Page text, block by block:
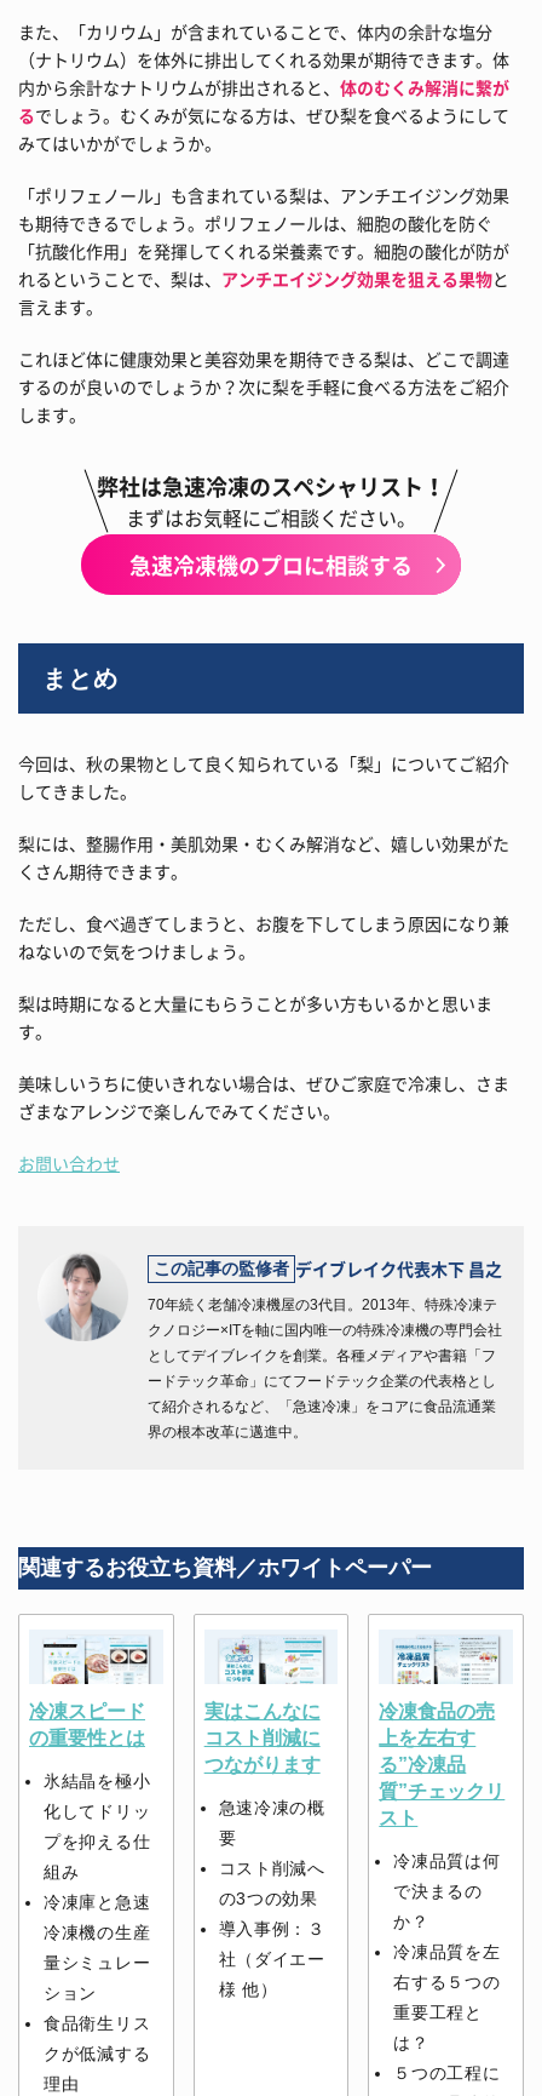
また、「カリウム」が含まれていることで、体内の余計な塩分
（ナトリウム）を体外に排出してくれる効果が期待できます。体
内から余計なナトリウムが排出されると、 体のむくみ解消に繋が
るでしょう。むくみが気になる方は、ぜひ梨を食べるようにして
みてはいかがでしょうか。
「ポリフェノール」も含まれている梨は、アンチエイジング効果
も期待できるでしょう。ポリフェノールは、細胞の酸化を防ぐ
「抗酸化作用」を発揮してくれる栄養素です。細胞の酸化が防が
れるということで、梨は、 アンチエイジング効果を狙える果物と
言えます。
これほど体に健康効果と美容効果を期待できる梨は、どこで調達
するのが良いのでしょうか？次に梨を手軽に食べる方法をご紹介
します。
弊社は急速冷凍のスペシャリスト！
まずはお気軽にご相談ください。
急速冷凍機のプロに相談する
まとめ
今回は、秋の果物として良く知られている「梨」についてご紹介
してきました。
梨には、整腸作用・美肌効果・むくみ解消など、嬉しい効果がた
くさん期待できます。
ただし、食べ過ぎてしまうと、お腹を下してしまう原因になり兼
ねないので気をつけましょう。
梨は時期になると大量にもらうことが多い方もいるかと思いま
す。
美味しいうちに使いきれない場合は、ぜひご家庭で冷凍し、さま
ざまなアレンジで楽しんでみてください。
お問い合わせ
この記事の監修者 デイブレイク代表木下 昌之
70年続く老舗冷凍機屋の3代目。2013年、特殊冷凍テ
クノロジー×ITを軸に国内唯一の特殊冷凍機の専門会社
としてデイブレイクを創業。各種メディアや書籍「フ
ードテック革命」にてフードテック企業の代表格とし
て紹介されるなど、「急速冷凍」をコアに食品流通業
界の根本改革に邁進中。
関連するお役立ち資料／ホワイトペーパー
冷凍スピード
の重要性とは
氷結晶を極小
化してドリッ
プを抑える仕
組み
冷凍庫と急速
冷凍機の生産
量シミュレー
ション
食品衛生リス
クが低減する
理由
実はこんなに
コスト削減に
つながります
急速冷凍の概
要
コスト削減へ
の3つの効果
導入事例：３
社（ダイエー
様 他）
冷凍食品の売
上を左右す
る”冷凍品
質”チェックリ
スト
冷凍品質は何
で決まるの
か？
冷凍品質を左
右する５つの
重要工程と
は？
５つの工程に